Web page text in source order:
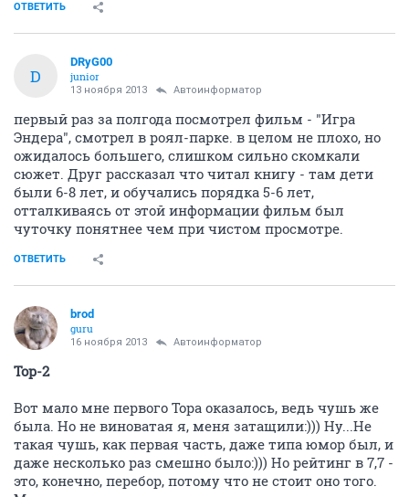
ОТВЕТИТЬ
D
DRyG00
junior
13 ноября 2013 Автоинформатор
первый раз за полгода посмотрел фильм - "Игра
Эндера", смотрел в роял-парке. в целом не плохо, но
ожидалось большего, слишком сильно скомкали
сюжет. Друг рассказал что читал книгу - там дети
были 6-8 лет, и обучались порядка 5-6 лет,
отталкиваясь от этой информации фильм был
чуточку понятнее чем при чистом просмотре.
ОТВЕТИТЬ
brod
guru
16 ноября 2013 Автоинформатор
Тор-2
Вот мало мне первого Тора оказалось, ведь чушь же
была. Но не виноватая я, меня затащили:))) Ну...Не
такая чушь, как первая часть, даже типа юмор был, и
даже несколько раз смешно было:))) Но рейтинг в 7,7 -
это, конечно, перебор, потому что не стоит оно того.